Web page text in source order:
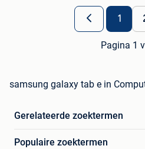
1
Pagina 1
samsung galaxy tab e in
Gerelateerde zoektermen
Populaire zoektermen